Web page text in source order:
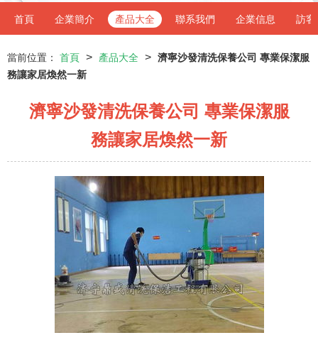
首頁 企業簡介 產品大全 聯系我們 企業信息 訪客
當前位置： 首頁 > 產品大全 > 濟寧沙發清洗保養公司 專業保潔服
務讓家居煥然一新
濟寧沙發清洗保養公司 專業保潔服
務讓家居煥然一新